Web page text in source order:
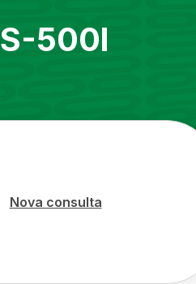
S-500l
Nova consulta